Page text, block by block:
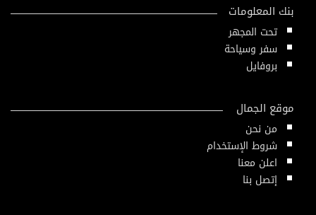
بنك المعلومات
تحت المجهر
سفر وسياحة
بروفايل
موقع الجمال
من نحن
شروط الإستخدام
اعلن معنا
إتصل بنا